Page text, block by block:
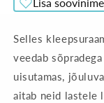
kogust
Lisa
Selles
veedab
uisutamas,
aitab neid lastele